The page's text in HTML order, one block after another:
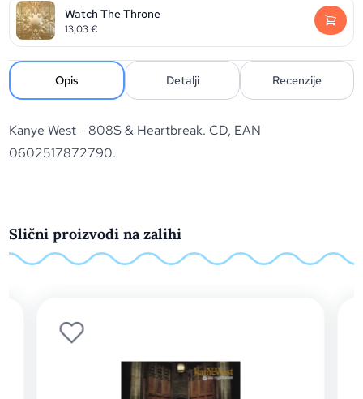
Watch The Throne
13,03€
Opis Detalji Recenzije
Kanye West - 808S & Heartbreak. CD, EAN
0602517872790.
Slični proizvodi na zalihi